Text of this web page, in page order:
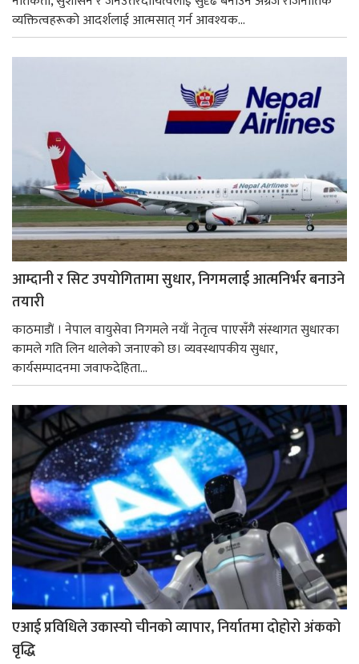
व्यक्तित्वहरूको आदर्शलाई आत्मसात् गर्न आवश्यक...
आम्दानी र सिट उपयोगितामा सुधार, निगमलाई आत्मनिर्भर बनाउने
तयारी
काठमाडाैं । नेपाल वायुसेवा निगमले नयाँ नेतृत्व पाएसँगै संस्थागत सुधारका
कामले गति लिन थालेको जनाएको छ। व्यवस्थापकीय सुधार,
कार्यसम्पादनमा जवाफदेहिता...
एआई प्रविधिले उकास्यो चीनको व्यापार, निर्यातमा दोहोरो अंकको
वृद्धि